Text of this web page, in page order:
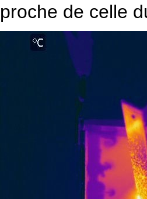
proche de celle